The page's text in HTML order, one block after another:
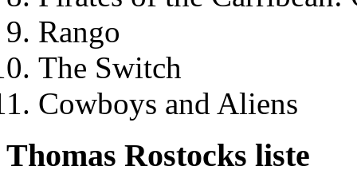
Rango
The Switch
Cowboys and Aliens
Thomas Rostocks liste